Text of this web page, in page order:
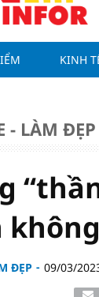
KINH
- LÀM ĐẸP
không
ĐẸP 09/03/